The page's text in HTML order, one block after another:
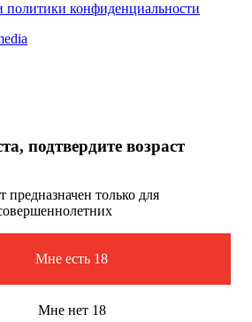
политики конфиденциальности
подтвердите возраст
предназначен только для
Мне есть 18
Мне нет 18